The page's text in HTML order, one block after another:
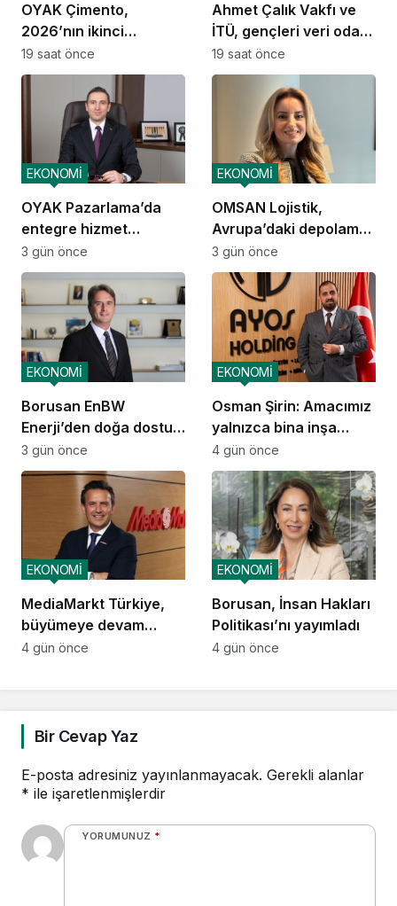
OYAK Çimento,
2026’nın ikinci
çeyreğinde olumlu
performansını
19 saat önce
Ahmet Çalık Vakfı ve
İTÜ, gençleri veri odaklı
geleceğe hazırlıyor
19 saat önce
OYAK Pazarlama’da
entegre hizmet
ekosistemi kuruluyor
EKONOMİ
3 gün önce
OMSAN Lojistik,
Avrupa’daki depolama
ve dağıtım
operasyonlarına
başladı
EKONOMİ
3 gün önce
Borusan EnBW
Enerji’den doğa dostu
proje
EKONOMİ
3 gün önce
Osman Şirin: Amacımız
yalnızca bina inşa
etmek değil,
yatırımcısına
kazandıracak yaşam
alanları üretmek
EKONOMİ
4 gün önce
MediaMarkt Türkiye,
büyümeye devam
ediyor
EKONOMİ
4 gün önce
Borusan, İnsan Hakları
Politikası’nı yayımladı
EKONOMİ
4 gün önce
Bir Cevap Yaz
E-posta adresiniz yayınlanmayacak. Gerekli alanlar
* ile işaretlenmişlerdir
YORUMUNUZ *